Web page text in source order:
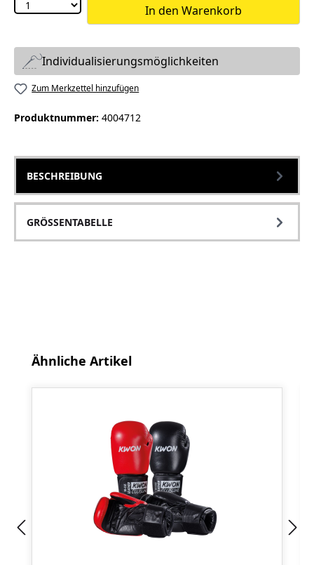
In den Warenkorb
Individualisierungsmöglichkeiten
Zum Merkzettel hinzufügen
Produktnummer: 4004712
BESCHREIBUNG
GRÖSSENTABELLE
Produktgalerie überspringen
Ähnliche Artikel